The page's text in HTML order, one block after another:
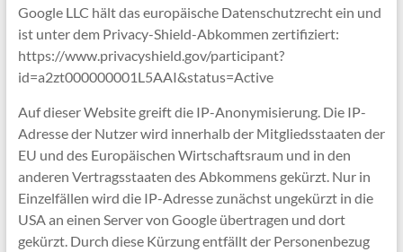
Google LLC hält das europäische Datenschutzrecht ein und
ist unter dem Privacy-Shield-Abkommen zertifiziert:
https://www.privacyshield.gov/participant?
id=a2zt000000001L5AAI&status=Active
Auf dieser Website greift die IP-Anonymisierung. Die IP-
Adresse der Nutzer wird innerhalb der Mitgliedsstaaten der
EU und des Europäischen Wirtschaftsraum und in den
anderen Vertragsstaaten des Abkommens gekürzt. Nur in
Einzelfällen wird die IP-Adresse zunächst ungekürzt in die
USA an einen Server von Google übertragen und dort
gekürzt. Durch diese Kürzung entfällt der Personenbezug